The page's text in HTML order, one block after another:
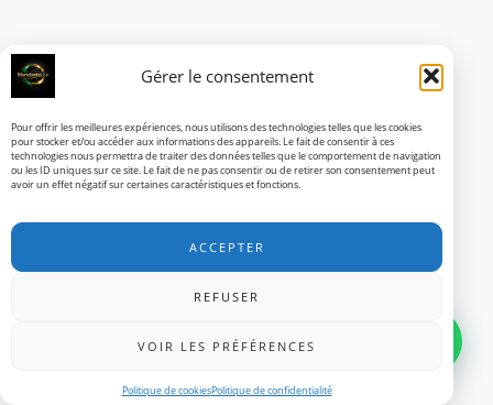
Gérer le consentement
Pour offrir les meilleures expériences, nous utilisons des technologies telles que les cookies
pour stocker et/ou accéder aux informations des appareils. Le fait de consentir à ces
technologies nous permettra de traiter des données telles que le comportement de navigation
ou les ID uniques sur ce site. Le fait de ne pas consentir ou de retirer son consentement peut
avoir un effet négatif sur certaines caractéristiques et fonctions.
ACCEPTER
REFUSER
VOIR LES PRÉFÉRENCES
Politique de cookiesPolitique de confidentialité